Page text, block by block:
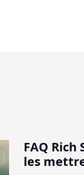
FAQ
les